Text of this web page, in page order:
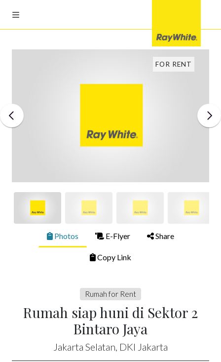
FOR RENT
Photos E-Flyer Share
Copy Link
Rumah for Rent
Rumah siap huni di Sektor 2
Bintaro Jaya
Jakarta Selatan, DKI Jakarta